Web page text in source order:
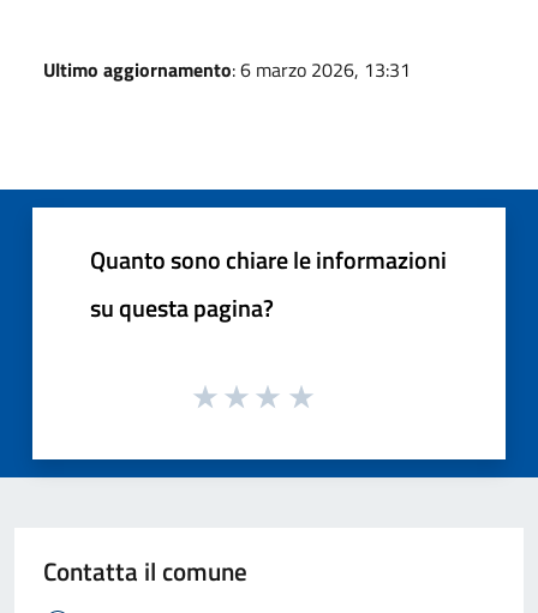
Ultimo aggiornamento: 6 marzo 2026, 13:31
Quanto sono chiare le informazioni
su questa pagina?
Contatta il comune